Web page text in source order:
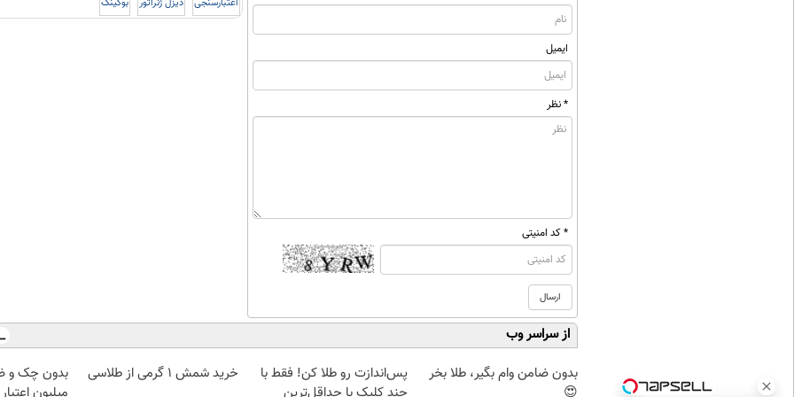
ایمیل
* نظر
* کد امنیتی
اعتبارسنجی دیزل ژنراتور بوکینگ
از سراسر وب
بدون ضامن وام بگیر، طلا بخر
پس‌اندازت رو طلا کن! فقط با
خرید شمش 1 گرمی از طلاسی